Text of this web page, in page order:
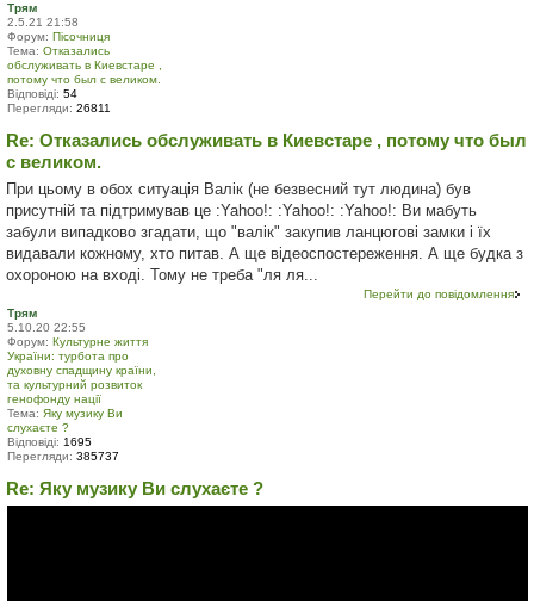
Трям
2.5.21 21:58
Форум: Пісочниця
Тема: Отказались
обслуживать в Киевстаре ,
потому что был с великом.
Відповіді: 54
Перегляди: 26811
Re: Отказались обслуживать в Киевстаре , потому что был
с великом.
При цьому в обох ситуація Валік (не безвесний тут людина) був
присутній та підтримував це :Yahoo!: :Yahoo!: :Yahoo!: Ви мабуть
забули випадково згадати, що "валік" закупив ланцюгові замки і їх
видавали кожному, хто питав. А ще відеоспостереження. А ще будка з
охороною на вході. Тому не треба "ля ля...
Перейти до повідомлення
Трям
5.10.20 22:55
Форум: Культурне життя
України: турбота про
духовну спадщину країни,
та культурний розвиток
генофонду нації
Тема: Яку музику Ви
слухаєте ?
Відповіді: 1695
Перегляди: 385737
Re: Яку музику Ви слухаєте ?